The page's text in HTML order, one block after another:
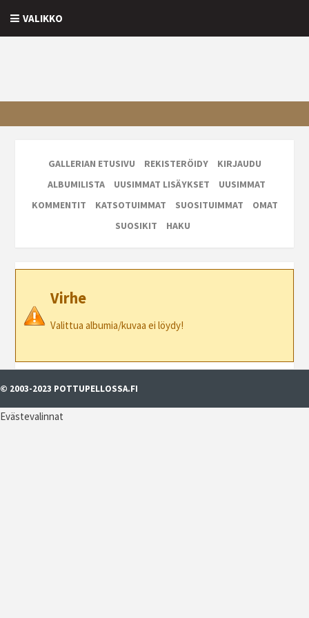
VALIKKO
GALLERIAN ETUSIVU REKISTERÖIDY
KIRJAUDU
ALBUMILISTA
UUSIMMAT LISÄYKSET
UUSIMMAT
KOMMENTIT
KATSOTUIMMAT SUOSITUIMMAT
OMAT
SUOSIKIT
HAKU
Virhe
Valittua albumia/kuvaa ei löydy!
© 2003-2023 POTTUPELLOSSA.FI
Evästevalinnat